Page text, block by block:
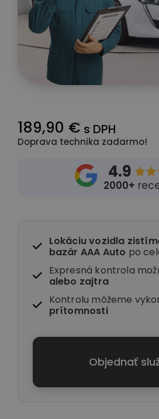
189,90 € s DPH
Doprava technika zadarmo!
4.9 
2000+
Lokáciu vozidla
bazár AAA Auto po
Expresná kontrola
alebo zajtra
Kontrolu môžeme
prítomnosti
Objednať